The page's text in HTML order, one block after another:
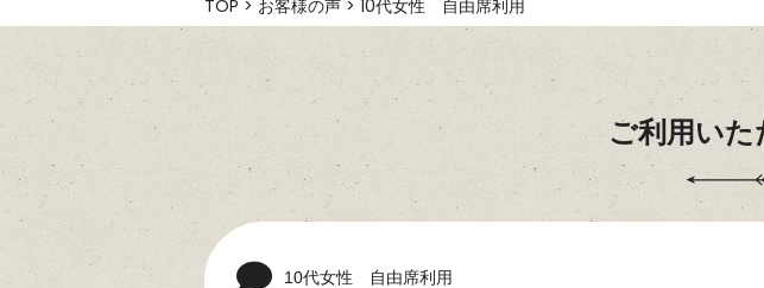
TOP > お客様の声 > 10代女性 自由席利用
ご利用い
10代女性 自由席利用